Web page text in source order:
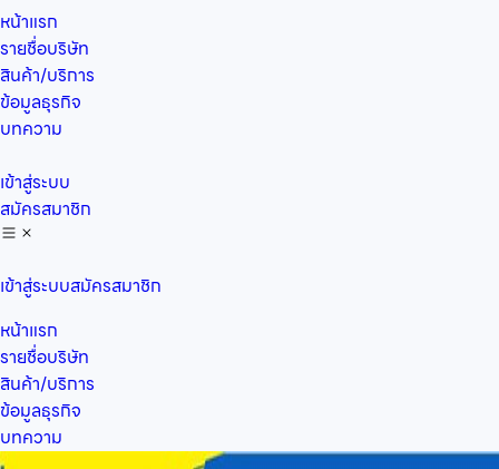
หน้าแรก
รายชื่อบริษัท
สินค้า/บริการ
ข้อมูลธุรกิจ
บทความ
เข้าสู่ระบบ
สมัครสมาชิก
เข้าสู่ระบบสมัครสมาชิก
หน้าแรก
รายชื่อบริษัท
สินค้า/บริการ
ข้อมูลธุรกิจ
บทความ